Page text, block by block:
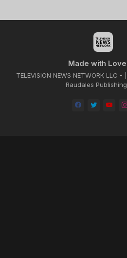
Made with
TELEVISION NEWS NETWORK LLC
Raudales